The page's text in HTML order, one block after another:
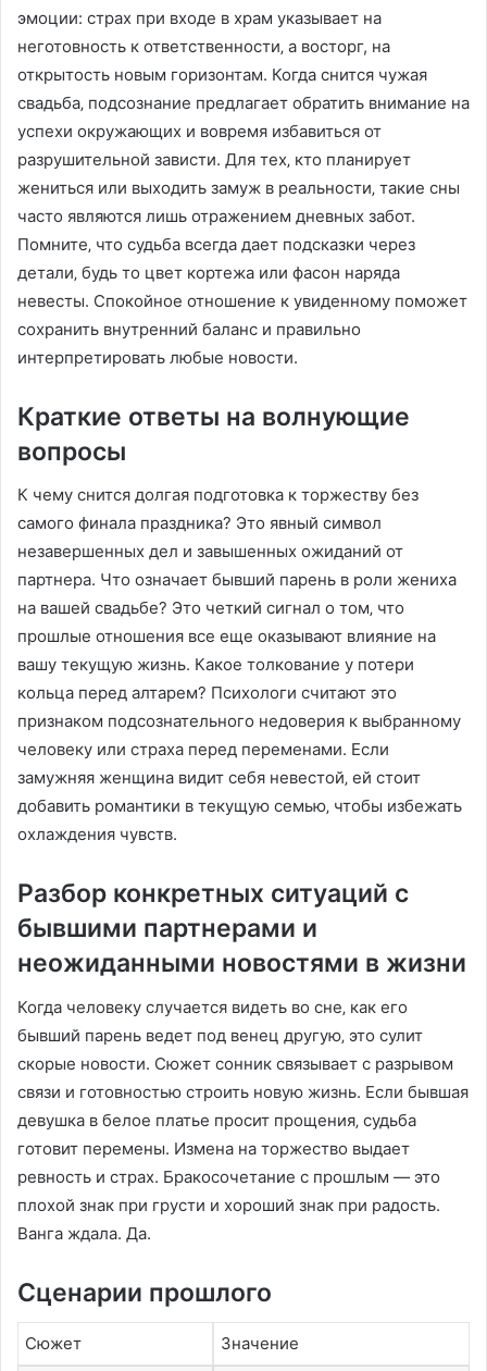
эмоции: страх при входе в храм указывает на
неготовность к ответственности‚ а восторг, на
открытость новым горизонтам. Когда снится чужая
свадьба‚ подсознание предлагает обратить внимание на
успехи окружающих и вовремя избавиться от
разрушительной зависти. Для тех‚ кто планирует
жениться или выходить замуж в реальности‚ такие сны
часто являются лишь отражением дневных забот.
Помните‚ что судьба всегда дает подсказки через
детали‚ будь то цвет кортежа или фасон наряда
невесты. Спокойное отношение к увиденному поможет
сохранить внутренний баланс и правильно
интерпретировать любые новости.
Краткие ответы на волнующие
вопросы
К чему снится долгая подготовка к торжеству без
самого финала праздника? Это явный символ
незавершенных дел и завышенных ожиданий от
партнера. Что означает бывший парень в роли жениха
на вашей свадьбе? Это четкий сигнал о том‚ что
прошлые отношения все еще оказывают влияние на
вашу текущую жизнь. Какое толкование у потери
кольца перед алтарем? Психологи считают это
признаком подсознательного недоверия к выбранному
человеку или страха перед переменами. Если
замужняя женщина видит себя невестой‚ ей стоит
добавить романтики в текущую семью‚ чтобы избежать
охлаждения чувств.
Разбор конкретных ситуаций с
бывшими партнерами и
неожиданными новостями в жизни
Когда человеку случается видеть во сне‚ как его
бывший парень ведет под венец другую‚ это сулит
скорые новости. Сюжет сонник связывает с разрывом
связи и готовностью строить новую жизнь. Если бывшая
девушка в белое платье просит прощения‚ судьба
готовит перемены. Измена на торжество выдает
ревность и страх. Бракосочетание с прошлым — это
плохой знак при грусти и хороший знак при радость.
Ванга ждала. Да.
Сценарии прошлого
Сюжет Значение